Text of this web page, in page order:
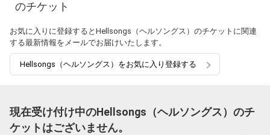
のチケット
お気に入りに登録するとHellsongs（ヘルソングス）のチケットに関連
する最新情報をメールでお届けいたします。
Hellsongs（ヘルソングス）をお気に入り登録する
現在受け付け中のHellsongs（ヘルソングス）のチ
ケットはございません。